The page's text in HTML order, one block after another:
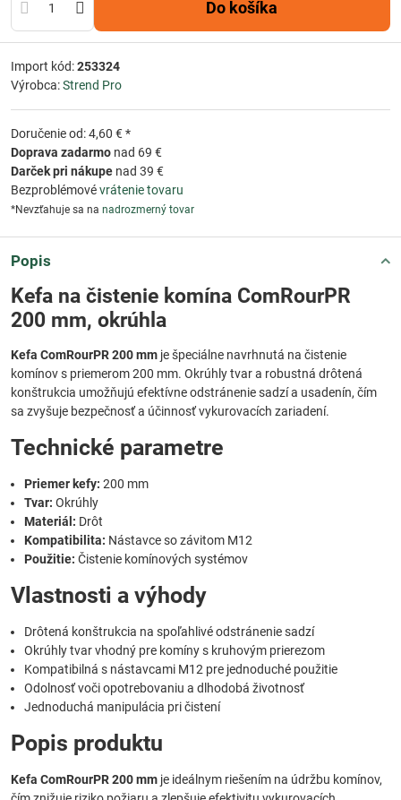
Do košíka
Import kód:253324
Výrobca:Strend Pro
Doručenie od: 4,60 € *
Doprava zadarmo nad 69 €
Darček pri nákupe nad 39 €
Bezproblémovévrátenie tovaru
*Nevzťahuje sa na nadrozmerný tovar
Popis
Kefa na čistenie komína ComRourPR
200 mm, okrúhla
Kefa ComRourPR 200 mm je špeciálne navrhnutá na čistenie
komínov s priemerom 200 mm. Okrúhly tvar a robustná drôtená
konštrukcia umožňujú efektívne odstránenie sadzí a usadenín, čím
sa zvyšuje bezpečnosť a účinnosť vykurovacích zariadení.
Technické parametre
Priemer kefy: 200 mm
Tvar: Okrúhly
Materiál: Drôt
Kompatibilita: Nástavce so závitom M12
Použitie: Čistenie komínových systémov
Vlastnosti a výhody
Drôtená konštrukcia na spoľahlivé odstránenie sadzí
Okrúhly tvar vhodný pre komíny s kruhovým prierezom
Kompatibilná s nástavcami M12 pre jednoduché použitie
Odolnosť voči opotrebovaniu a dlhodobá životnosť
Jednoduchá manipulácia pri čistení
Popis produktu
Kefa ComRourPR 200 mm je ideálnym riešením na údržbu komínov,